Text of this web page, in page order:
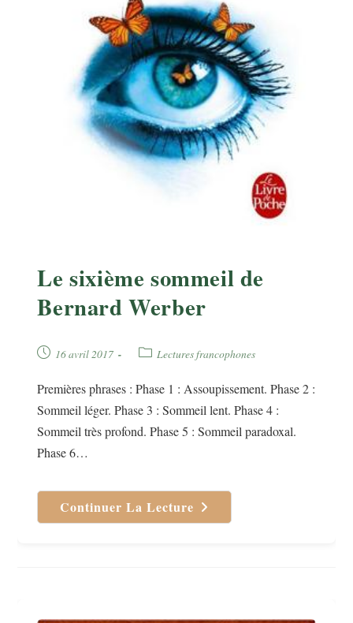
Le sixième sommeil de
Bernard Werber
Publication
16 avril 2017
Post Lectures francophones
Premières phrases : Phase 1 : Assoupissement. Phase 2 :
Sommeil léger. Phase 3 : Sommeil lent. Phase 4 :
Sommeil très profond. Phase 5 : Sommeil paradoxal.
Phase 6…
Continuer La Lecture Le
Sixième
Sommeil